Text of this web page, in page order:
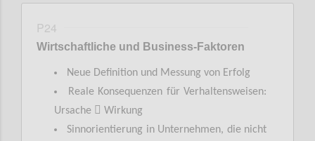
P24
Wirtschaftliche und Business-Faktoren
Neue Definition und Messung von Erfolg
Reale Konsequenzen für Verhaltensweisen:
Ursache  Wirkung
Sinnorientierung in Unternehmen, die nicht